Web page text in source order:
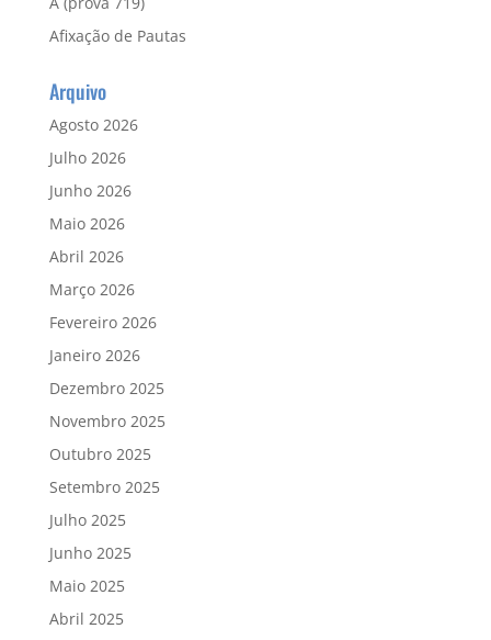
Afixação de Pautas
Arquivo
Agosto 2026
Julho 2026
Junho 2026
Maio 2026
Abril 2026
Março 2026
Fevereiro 2026
Janeiro 2026
Dezembro 2025
Novembro 2025
Outubro 2025
Setembro 2025
Julho 2025
Junho 2025
Maio 2025
Abril 2025